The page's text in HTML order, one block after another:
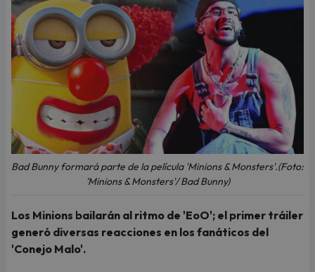
Bad Bunny formará parte de la película 'Minions & Monsters'.(Foto:
'Minions & Monsters'/ Bad Bunny)
Los Minions bailarán al ritmo de 'EoO'; el primer tráiler
generó diversas reacciones en los fanáticos del
'Conejo Malo'.